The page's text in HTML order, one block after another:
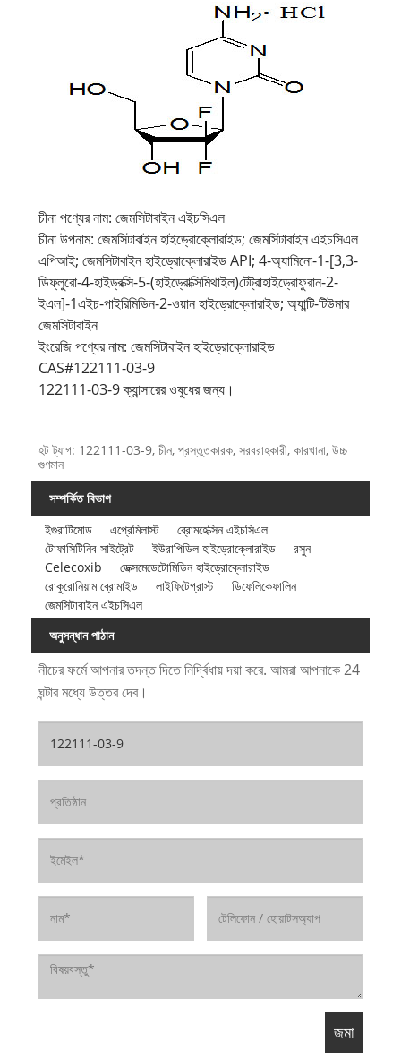
চীনা পণ্যের নাম: জেমসিটাবাইন এইচসিএল
চীনা উপনাম: জেমসিটাবাইন হাইড্রোক্লোরাইড; জেমসিটাবাইন এইচসিএল
এপিআই; জেমসিটাবাইন হাইড্রোক্লোরাইড API; 4-অ্যামিনো-1-[3,3-
ডিফ্লুরো-4-হাইড্রক্সি-5-(হাইড্রোক্সিমিথাইল)টেট্রাহাইড্রোফুরান-2-
ইএল]-1এইচ-পাইরিমিডিন-2-ওয়ান হাইড্রোক্লোরাইড; অ্যান্টি-টিউমার
জেমসিটাবাইন
ইংরেজি পণ্যের নাম: জেমসিটাবাইন হাইড্রোক্লোরাইড
CAS#122111-03-9
122111-03-9 ক্যান্সারের ওষুধের জন্য।
হট ট্যাগ: 122111-03-9, চীন, প্রস্তুতকারক, সরবরাহকারী, কারখানা, উচ্চ
গুণমান
সম্পর্কিত বিভাগ
ইগুরাটিমোড
এপ্রেমিলাস্ট
ব্রোমহেক্সিন এইচসিএল
টোফাসিটিনিব সাইট্রেট
ইউরাপিডিল হাইড্রোক্লোরাইড
রসুন
Celecoxib
ডেক্সমেডেটোমিডিন হাইড্রোক্লোরাইড
রোকুরোনিয়াম ব্রোমাইড
লাইফিটেগ্রাস্ট
ডিফেলিকেফালিন
জেমসিটাবাইন এইচসিএল
অনুসন্ধান পাঠান
নীচের ফর্মে আপনার তদন্ত দিতে নির্দ্বিধায় দয়া করে. আমরা আপনাকে 24
ঘন্টার মধ্যে উত্তর দেব।